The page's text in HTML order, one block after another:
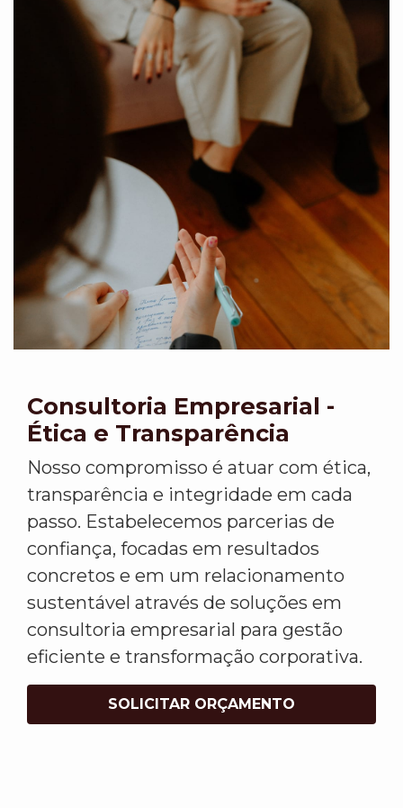
Consultoria Empresarial -
Ética e Transparência
Nosso compromisso é atuar com ética,
transparência e integridade em cada
passo. Estabelecemos parcerias de
confiança, focadas em resultados
concretos e em um relacionamento
sustentável através de soluções em
consultoria empresarial para gestão
eficiente e transformação corporativa.
SOLICITAR ORÇAMENTO